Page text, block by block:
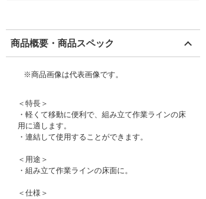
商品概要・商品スペック
※商品画像は代表画像です。
＜特長＞
・軽くて移動に便利で、組み立て作業ラインの床
用に適します。
・連結して使用することができます。
＜用途＞
・組み立て作業ラインの床面に。
＜仕様＞